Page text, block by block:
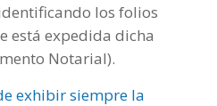
los folios
está expedida dicha
Notarial).
exhibir siempre la